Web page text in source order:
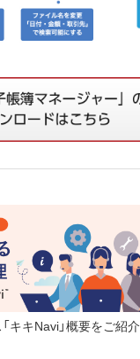
キキNavi」概要をご紹介